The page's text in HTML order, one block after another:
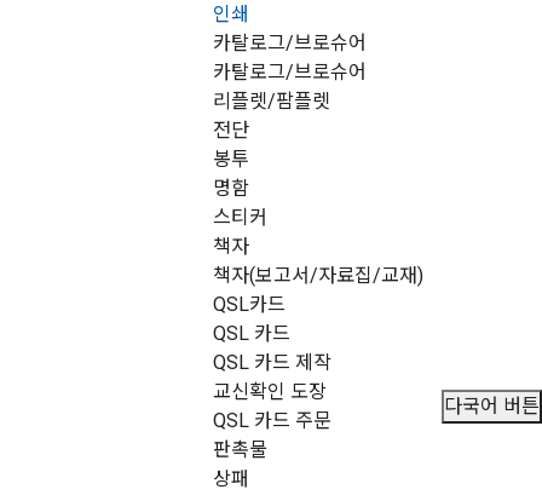
메뉴 건너뛰기
인쇄
카탈로그/브로슈어
카탈로그/브로슈어
리플렛/팜플렛
전단
봉투
명함
스티커
책자
책자(보고서/자료집/교재)
QSL카드
QSL 카드
QSL 카드 제작
교신확인 도장
QSL 카드 주문
판촉물
상패
다국어 버튼